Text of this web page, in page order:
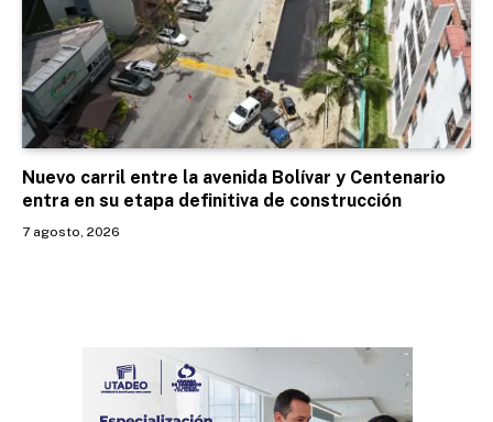
Nuevo carril entre la avenida Bolívar y Centenario
entra en su etapa definitiva de construcción
7 agosto, 2026